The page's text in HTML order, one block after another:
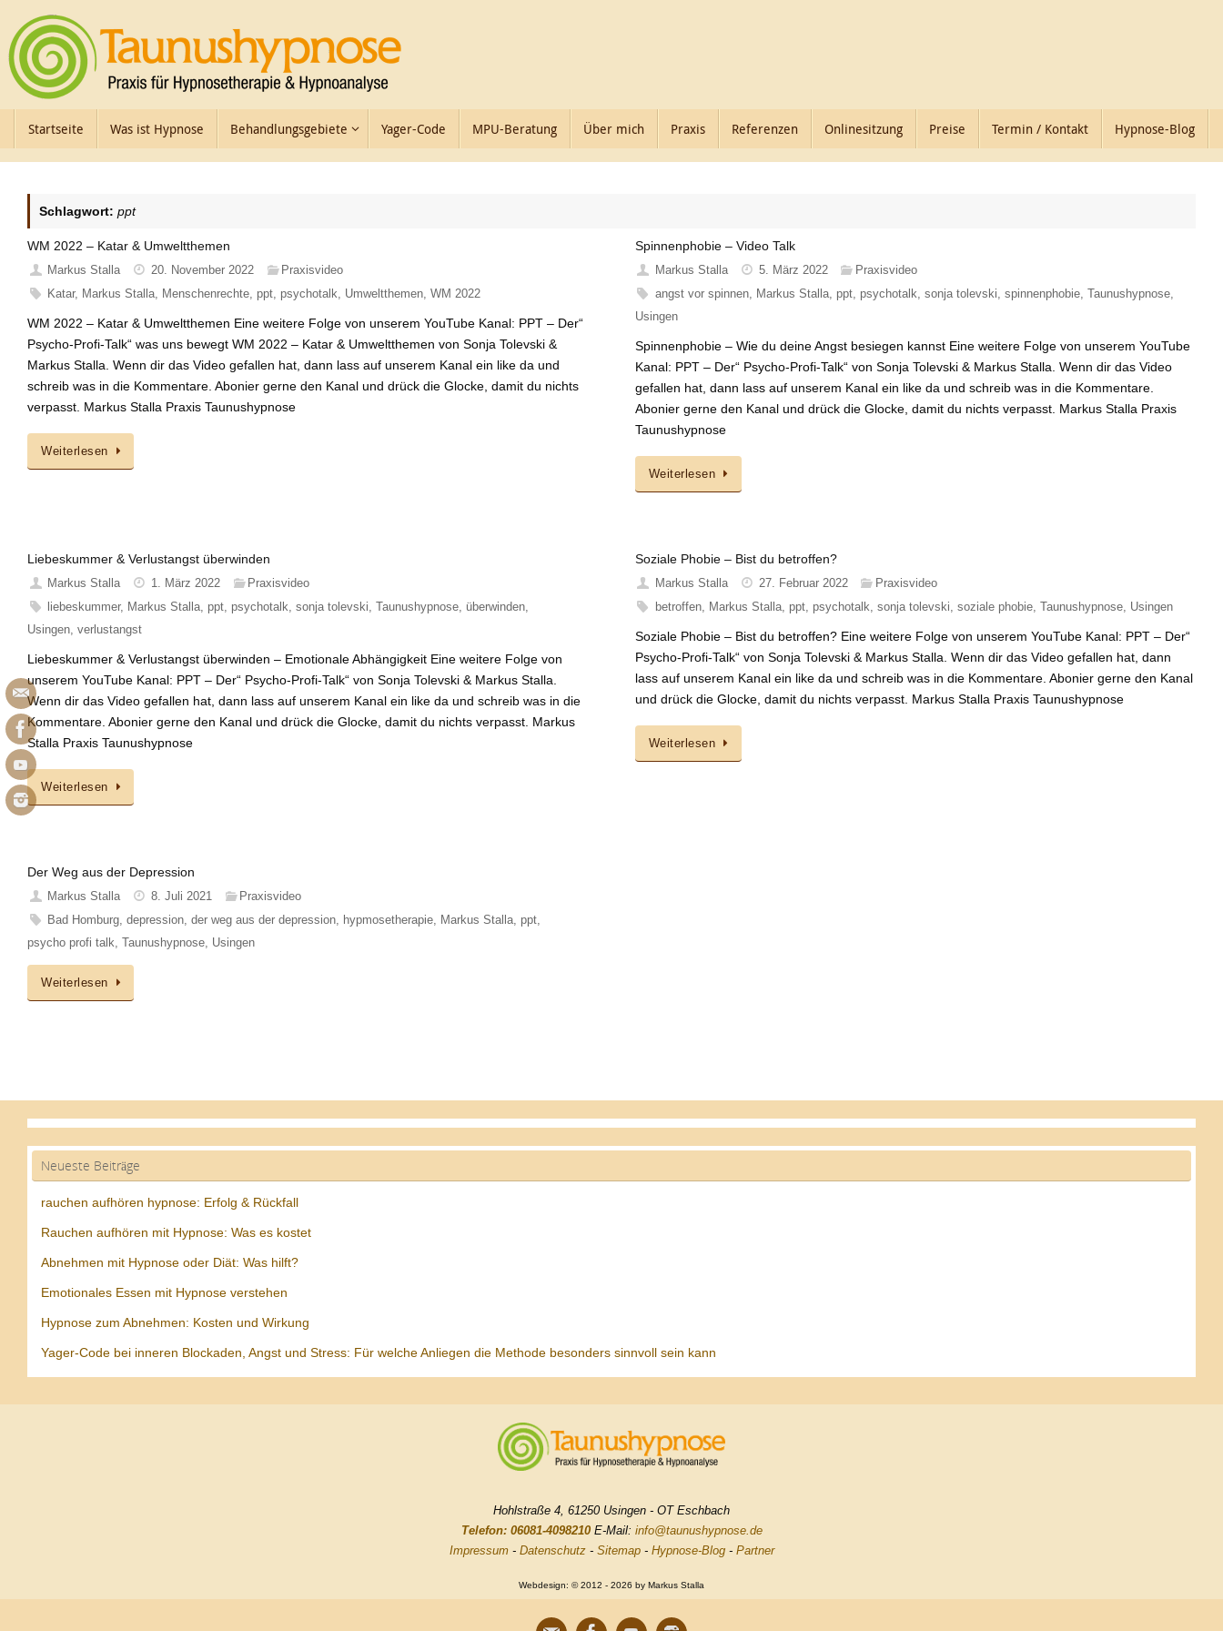
Inhalt
springen
InhaltStartseite Was ist Hypnose Behandlungsgebiete Yager-Code MPU-Beratung Über mich Praxis Referenzen Onlinesitzung Preise Termin / Kontakt Hypnose-Blog
Schlagwort: ppt
WM 2022 – Katar & Umweltthemen
Markus Stalla 20. November 2022
Praxisvideo
Katar, Markus Stalla, Menschenrechte, ppt, psychotalk, Umweltthemen,WM 2022
WM 2022 – Katar & Umweltthemen Eine weitere Folge von unserem YouTube Kanal: PPT – Der“
Psycho-Profi-Talk“ was uns bewegt WM 2022 – Katar & Umweltthemen von Sonja Tolevski &
Markus Stalla. Wenn dir das Video gefallen hat, dann lass auf unserem Kanal ein like da und
schreib was in die Kommentare. Abonier gerne den Kanal und drück die Glocke, damit du nichts
verpasst. Markus Stalla Praxis Taunushypnose
Weiterlesen
Spinnenphobie – Video Talk
Markus Stalla 5. März 2022
Praxisvideo
angst vor spinnen, Markus Stalla, ppt, psychotalk, sonja tolevski, spinnenphobie, Taunushypnose,
Usingen
Spinnenphobie – Wie du deine Angst besiegen kannst Eine weitere Folge von unserem YouTube
Kanal: PPT – Der“ Psycho-Profi-Talk“ von Sonja Tolevski & Markus Stalla. Wenn dir das Video
gefallen hat, dann lass auf unserem Kanal ein like da und schreib was in die Kommentare.
Abonier gerne den Kanal und drück die Glocke, damit du nichts verpasst. Markus Stalla Praxis
Taunushypnose
Weiterlesen
Liebeskummer & Verlustangst überwinden
Markus Stalla 1. März 2022
Praxisvideo
liebeskummer, Markus Stalla, ppt, psychotalk,sonja tolevski, Taunushypnose, überwinden,
Usingen, verlustangst
Liebeskummer & Verlustangst überwinden – Emotionale Abhängigkeit Eine weitere Folge von
unserem YouTube Kanal: PPT – Der“ Psycho-Profi-Talk“ von Sonja Tolevski & Markus Stalla.
Wenn dir das Video gefallen hat, dann lass auf unserem Kanal ein like da und schreib was in die
Kommentare. Abonier gerne den Kanal und drück die Glocke, damit du nichts verpasst. Markus
Stalla Praxis Taunushypnose
Weiterlesen
Soziale Phobie – Bist du betroffen?
Markus Stalla 27. Februar 2022
Praxisvideo
betroffen, Markus Stalla, ppt, psychotalk, sonja tolevski, soziale phobie, Taunushypnose, Usingen
Soziale Phobie – Bist du betroffen? Eine weitere Folge von unserem YouTube Kanal: PPT – Der“
Psycho-Profi-Talk“ von Sonja Tolevski & Markus Stalla. Wenn dir das Video gefallen hat, dann
lass auf unserem Kanal ein like da und schreib was in die Kommentare. Abonier gerne den Kanal
und drück die Glocke, damit du nichts verpasst. Markus Stalla Praxis Taunushypnose
Weiterlesen
Der Weg aus der Depression
Markus Stalla 8. Juli 2021
Praxisvideo
Bad Homburg,depression,der weg aus der depression, hypmosetherapie, Markus Stalla, ppt,
psycho profi talk, Taunushypnose, Usingen
Weiterlesen
Neueste Beiträge
rauchen aufhören hypnose: Erfolg & Rückfall
Rauchen aufhören mit Hypnose: Was es kostet
Abnehmen mit Hypnose oder Diät: Was hilft?
Emotionales Essen mit Hypnose verstehen
Hypnose zum Abnehmen: Kosten und Wirkung
Yager-Code bei inneren Blockaden, Angst und Stress: Für welche Anliegen die Methode besonders sinnvoll sein kann
Hohlstraße 4, 61250 Usingen - OT Eschbach
Telefon: 06081-4098210E-Mail: info@taunushypnose.de
Impressum- Datenschutz- Sitemap- Hypnose-Blog- Partner
Webdesign: © 2012 - 2026 by Markus Stalla